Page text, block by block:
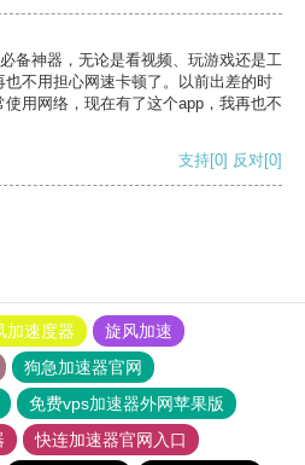
备神器，无论是看视频、玩游戏还是工
不用担心网速卡顿了。以前出差的时
用网络，现在有了这个app，我再也不
支持[0] 反对[0]
加速度器
旋风加速
狗急加速器官网
免费vps加速器外网苹果版
快连加速器官网入口